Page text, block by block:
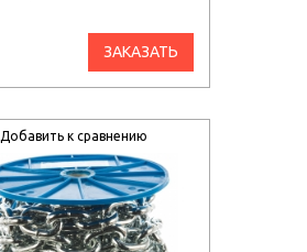
ЗАКАЗАТЬ
Добавить к сравнению